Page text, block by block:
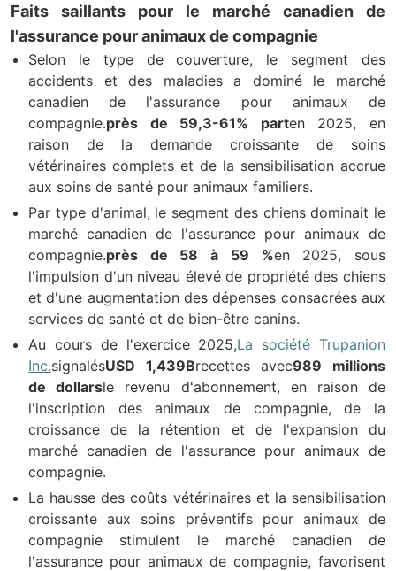
Faits saillants pour le marché canadien de
l'assurance pour animaux de compagnie
Selon le type de couverture, le segment des
accidents et des maladies a dominé le marché
canadien de l'assurance pour animaux de
compagnie.près de 59,3-61% parten 2025, en
raison de la demande croissante de soins
vétérinaires complets et de la sensibilisation accrue
aux soins de santé pour animaux familiers.
Par type d'animal, le segment des chiens dominait le
marché canadien de l'assurance pour animaux de
compagnie.près de 58 à 59 %en 2025, sous
l'impulsion d'un niveau élevé de propriété des chiens
et d'une augmentation des dépenses consacrées aux
services de santé et de bien-être canins.
Au cours de l'exercice 2025,La société Trupanion
Inc.signalésUSD 1,439Brecettes avec989 millions
de dollarsle revenu d'abonnement, en raison de
l'inscription des animaux de compagnie, de la
croissance de la rétention et de l'expansion du
marché canadien de l'assurance pour animaux de
compagnie.
La hausse des coûts vétérinaires et la sensibilisation
croissante aux soins préventifs pour animaux de
compagnie stimulent le marché canadien de
l'assurance pour animaux de compagnie, favorisent